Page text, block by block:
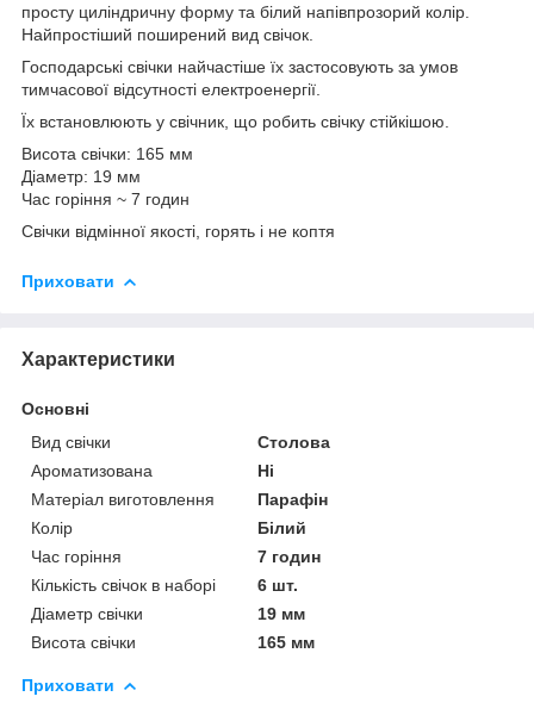
просту циліндричну форму та білий напівпрозорий колір.
Найпростіший поширений вид свічок.
Господарські свічки найчастіше їх застосовують за умов
тимчасової відсутності електроенергії.
Їх встановлюють у свічник, що робить свічку стійкішою.
Висота свічки: 165 мм
Діаметр: 19 мм
Час горіння ~ 7 годин
Свічки відмінної якості, горять і не коптя
Приховати
Характеристики
Основні
Вид свічки
Столова
Ароматизована
Ні
Матеріал виготовлення
Парафін
Колір
Білий
Час горіння
7 годин
Кількість свічок в наборі
6 шт.
Діаметр свічки
19 мм
Висота свічки
165 мм
Приховати